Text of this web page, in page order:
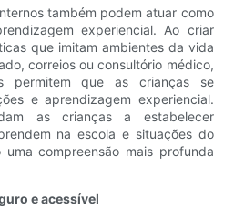
também podem atuar como
experiencial. Ao criar
que imitam ambientes da vida
correios ou consultório médico,
permitem que as crianças se
e aprendizagem experiencial.
as crianças a estabelecer
na escola e situações do
compreensão mais profunda
e acessível